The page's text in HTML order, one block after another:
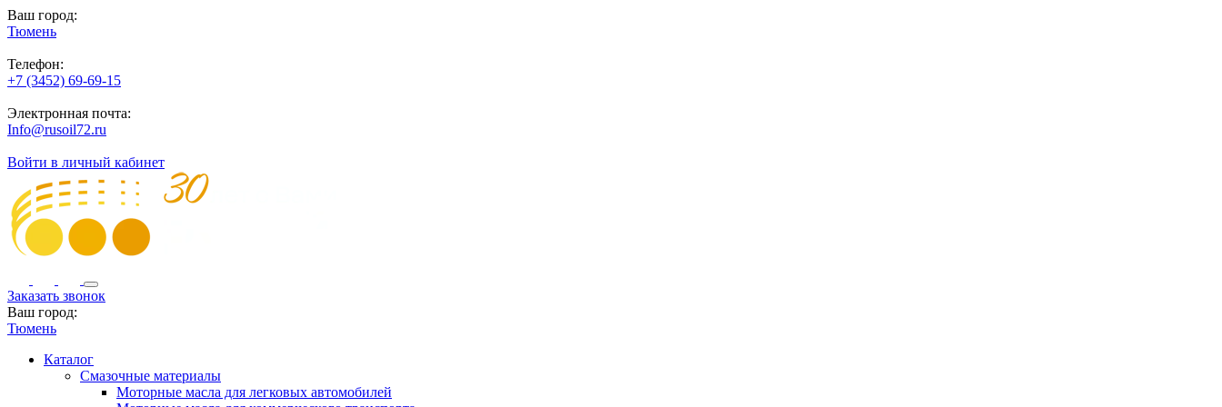
Ваш город:
Тюмень
Телефон:
+7 (3452) 69-69-15
Электронная почта:
Info@rusoil72.ru
Войти в личный кабинет
Заказать звонок
Ваш город:
Тюмень
Каталог
Смазочные материалы
Моторные масла для легковых автомобилей